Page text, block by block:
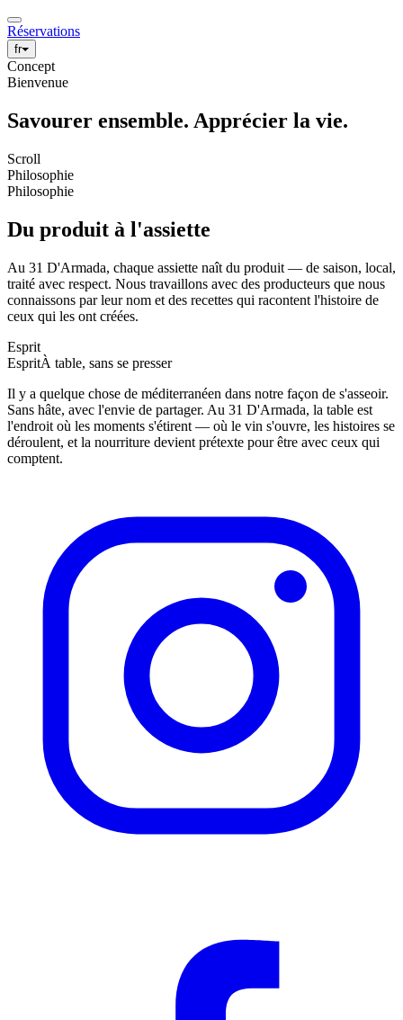
Réservations
fr
Concept
Bienvenue
Savourer ensemble. Apprécier la vie.
Scroll
Philosophie
Philosophie
Du produit à l'assiette
Au 31 D'Armada, chaque assiette naît du produit — de saison, local,
traité avec respect. Nous travaillons avec des producteurs que nous
connaissons par leur nom et des recettes qui racontent l'histoire de
ceux qui les ont créées.
Esprit
EspritÀ table, sans se presser
Il y a quelque chose de méditerranéen dans notre façon de s'asseoir.
Sans hâte, avec l'envie de partager. Au 31 D'Armada, la table est
l'endroit où les moments s'étirent — où le vin s'ouvre, les histoires se
déroulent, et la nourriture devient prétexte pour être avec ceux qui
comptent.